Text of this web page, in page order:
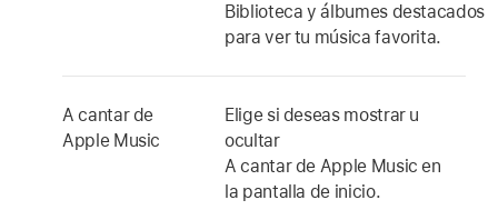
Biblioteca y álbumes destacados
para ver tu música favorita.
A cantar de
Apple Music
Elige si deseas mostrar u
ocultar
A cantar de Apple Music en
la pantalla de inicio.